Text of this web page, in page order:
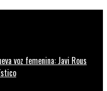
voz femenina: Javi Rous